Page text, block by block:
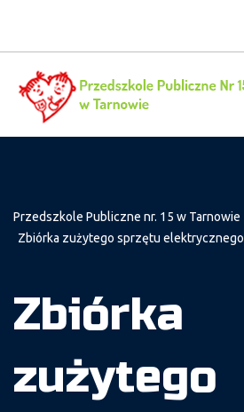
Przedszkole Publiczne nr. 15 w Tarnowie
Zbiórka zużytego sprzętu elektrycznego
Zbiórka
zużytego